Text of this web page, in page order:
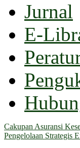
Jurnal
E-
Cakupan Asuransi
Pengelolaan Strategis